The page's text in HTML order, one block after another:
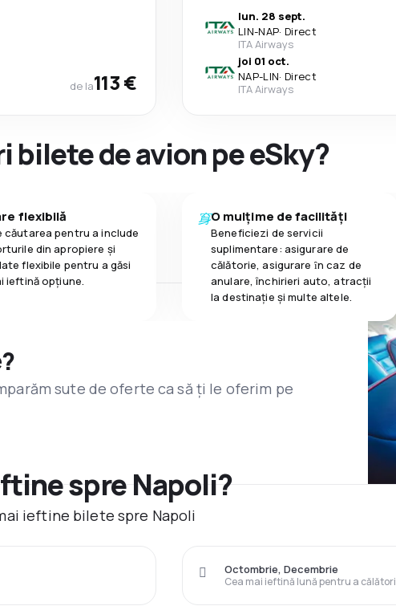
de la113 €
lun. 28 sept.
LIN-NAP· Direct
ITA Airways
joi 01 oct.
NAP-LIN· Direct
ITA Airways
bilete de avion pe eSky?
flexibilă
căutarea pentru a include
din apropiere și
flexibile pentru a găsi
ieftină opțiune.
O mulțime de facilități
Beneficiezi de servicii
suplimentare: asigurare de
călătorie, asigurare ȋn caz de
anulare, închirieri auto, atracții
la destinaţie și multe altele.
sute de oferte ca să ți le oferim pe
spre Napoli?
ieftine bilete spre Napoli
Cea mai ieftină lună pentru a călători
Octombrie, Decembrie